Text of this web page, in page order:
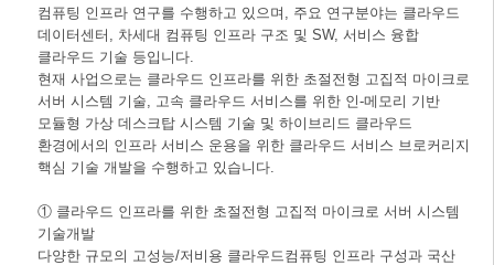
컴퓨팅 인프라 연구를 수행하고 있으며, 주요 연구분야는 클라우드
데이터센터, 차세대 컴퓨팅 인프라 구조 및 SW, 서비스 융합
클라우드 기술 등입니다.
현재 사업으로는 클라우드 인프라를 위한 초절전형 고집적 마이크로
서버 시스템 기술, 고속 클라우드 서비스를 위한 인-메모리 기반
모듈형 가상 데스크탑 시스템 기술 및 하이브리드 클라우드
환경에서의 인프라 서비스 운용을 위한 클라우드 서비스 브로커리지
핵심 기술 개발을 수행하고 있습니다.
① 클라우드 인프라를 위한 초절전형 고집적 마이크로 서버 시스템
기술개발
다양한 규모의 고성능/저비용 클라우드컴퓨팅 인프라 구성과 국산